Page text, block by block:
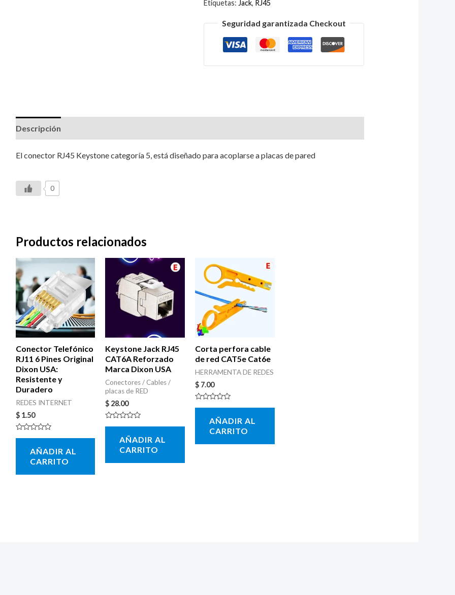
Etiquetas: Jack, RJ45
Seguridad garantizada Checkout
Descripción
El conector RJ45 Keystone categoría 5, está diseñado para acoplarse a placas de pared
0
Productos relacionados
Conector Telefónico
RJ11 6 Pines Original
Dixon USA:
Resistente y
Duradero
REDES INTERNET
$1.50
Valorado
AÑADIR AL
CARRITO
Keystone Jack RJ45
CAT6A Reforzado
Marca Dixon USA
Conectores / Cables /
placas de RED
$ 28.00
Valorado
AÑADIR AL
CARRITO
Corta perfora cable
de red CAT5e Cat6e
HERRAMENTA DE REDES
$ 7.00
Valorado
AÑADIR AL
CARRITO